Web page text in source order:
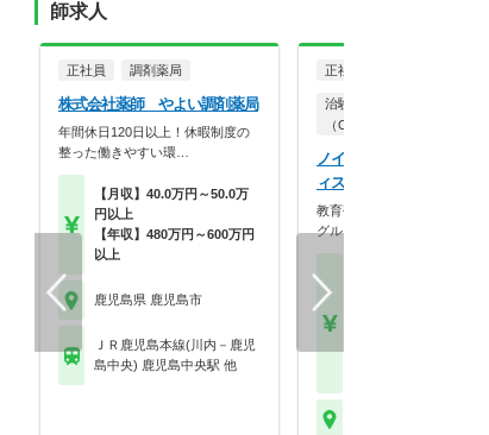
師求人
正社員 調剤薬局
株式会社薬師 やよい調剤薬局
年間休日120日以上！休暇制度の
整った働きやすい環…
【月収】40.0万円～50.0万
円以上
【年収】480万円～600万円
以上
鹿児島県 鹿児島市
ＪＲ鹿児島本線(川内－鹿児
島中央) 鹿児島中央駅 他
正社員
治験コーディネーター
（CRC）
ノイエス株式会社 鹿児
ィス（鹿児島エリア担当）
教育研修制度が充実／エムス
グループでCRC募集…